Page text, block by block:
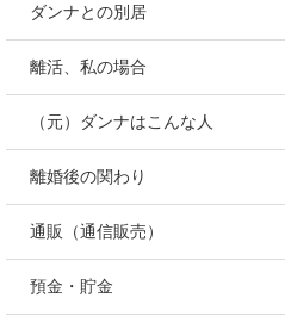
ダンナとの別居
離活、私の場合
（元）ダンナはこんな人
離婚後の関わり
通販（通信販売）
預金・貯金